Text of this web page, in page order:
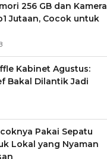
256 GB dan Kamera
Jutaan, Cocok untuk
Kabinet Agustus:
Bakal Dilantik Jadi
Pakai Sepatu
Lokal yang Nyaman